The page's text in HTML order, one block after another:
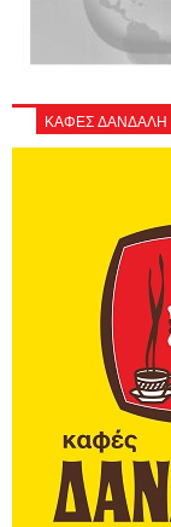
ΚΑΦΕΣ ΔΑΝΔΑΛΗ